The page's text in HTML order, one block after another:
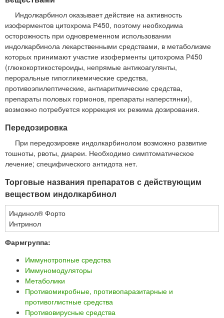
Индолкарбинол оказывает действие на активность
изоферментов цитохрома Р450, поэтому необходима
осторожность при одновременном использовании
индолкарбинола лекарственными средствами, в метаболизме
которых принимают участие изоферменты цитохрома Р450
(глюкокортикостероиды, непрямые антикоагулянты,
пероральные гипогликемические средства,
противоэпилептические, антиаритмические средства,
препараты половых гормонов, препараты наперстянки),
возможно потребуется коррекция их режима дозирования.
Передозировка
При передозировке индолкарбинолом возможно развитие
тошноты, рвоты, диареи. Необходимо симптоматическое
лечение; специфического антидота нет.
Торговые названия препаратов с действующим
веществом индолкарбинол
Индинол® Форто
Интринол
Фармгруппа:
Иммунотропные средства
Иммуномодуляторы
Метаболики
Противомикробные, противопаразитарные и
противоглистные средства
Противовирусные средства